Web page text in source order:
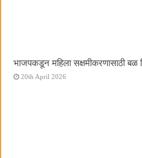
भाजपकडून महिला सक्षमीकरणासाठी
20th April 2026